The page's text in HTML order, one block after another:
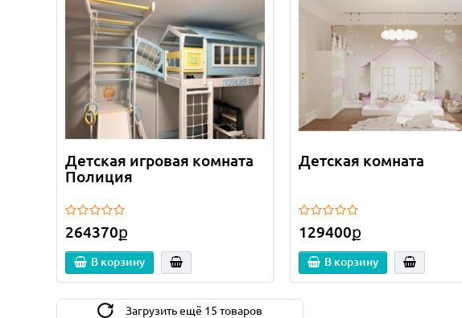
Детская игровая комната
Полиция
264370ք
В корзину
Детская комната
129400ք
В корзину
Загрузить ещё 15 товаров